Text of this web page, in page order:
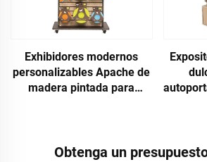
Exhibidores modernos
personalizables Apache de
madera pintada para
en tiendas de mascotas
Obtenga un